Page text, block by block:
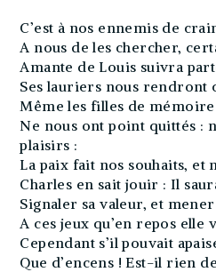
C’est à nos ennemis de
A nous de les chercher,
Amante de Louis suivra
Ses lauriers nous rendront
Même les filles de mémoire
Ne nous ont point quittés :
plaisirs :
La paix fait nos souhaits, et
Charles en sait jouir : Il
Signaler sa valeur, et
A ces jeux qu’en repos elle
Cependant s’il pouvait
Que d’encens ! Est-il rien